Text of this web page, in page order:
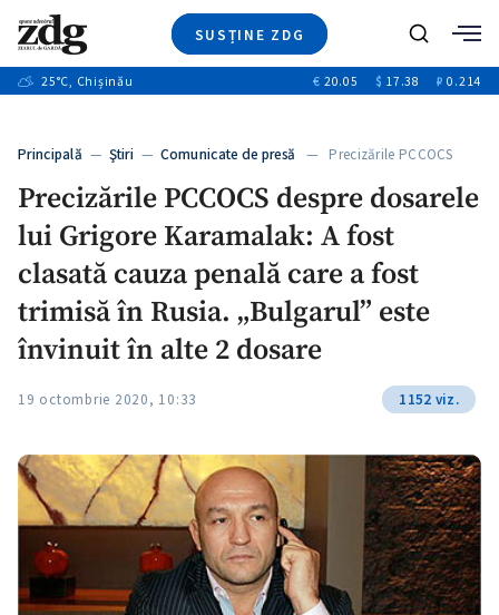
SUSȚINE ZDG
Ştiri
+12
Video
Special
Blog
ZdGust
Caută
25°C, Chișinău € 20.05 $ 17.38 ₽ 0.214
Principală — Ştiri — Comunicate de presă — Precizările PCCOCS
Precizările PCCOCS despre dosarele
lui Grigore Karamalak: A fost
clasată cauza penală care a fost
trimisă în Rusia. „Bulgarul” este
învinuit în alte 2 dosare
19 octombrie 2020, 10:33 1152 viz.